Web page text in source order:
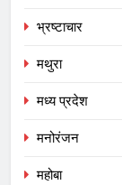
भ्रष्टाचार
मथुरा
मध्य प्रदेश
मनोरंजन
महोबा